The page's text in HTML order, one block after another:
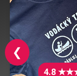
4.8
❮